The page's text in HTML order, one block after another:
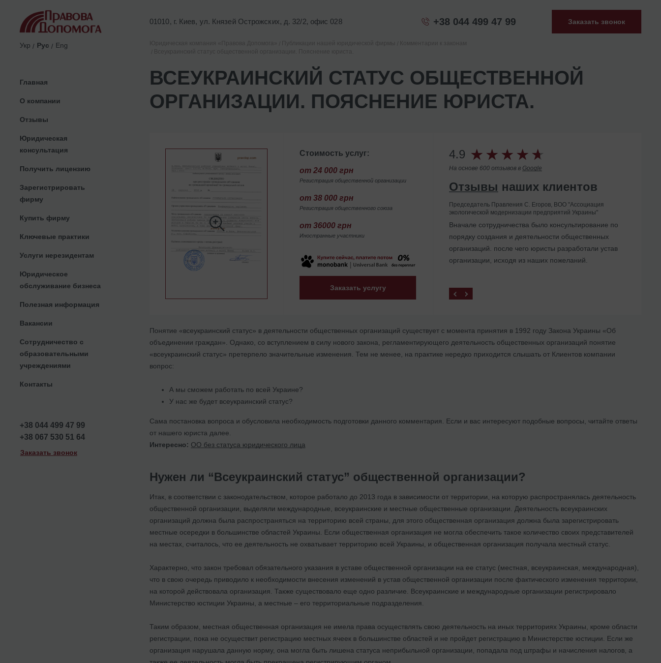
01010, г. Киев, ул. Князей Острожских, д. 32/2, офис 028 +38 044 499 47 99 Заказать звонок
Укр Рус Eng
Главная
О компании
Отзывы
Юридическая
консультация
Получить лицензию
Зарегистрировать
фирму
Купить фирму
Ключевые практики
Услуги нерезидентам
Юридическое
обслуживание бизнеса
Полезная информация
Вакансии
Сотрудничество с
образовательными
учреждениями
Контакты
+38 044 499 47 99
+38 067 530 51 64
Заказать звонок
ВСЕУКРАИНСКИЙ СТАТУС ОБЩЕСТВЕННОЙ
ОРГАНИЗАЦИИ. ПОЯСНЕНИЕ ЮРИСТА.
Стоимость услуг:
от 24 000 грн
Регистрация общественной организации
от 38 000 грн
Регистрация общественного союза
от 36000 грн
Иностранные участники
Заказать услугу
4.9
На основе 600 отзывов в Google
Отзывы наших клиентов
Председатель Правления С. Егоров, ВОО "Ассоциация
экологической модернизации предприятий Украины"
Вначале сотрудничества было консультирование по
порядку создания и деятельности общественных
организаций. после чего юристы разработали устав
организации, исходя из наших пожеланий.
Понятие «всеукраинский статус» в деятельности общественных организаций существует с момента принятия в 1992 году Закона Украины «Об
объединении граждан». Однако, со вступлением в силу нового закона, регламентирующего деятельность общественных организаций понятие
«всеукраинский статус» претерпело значительные изменения. Тем не менее, на практике нередко приходится слышать от Клиентов компании
вопрос:
А мы сможем работать по всей Украине?
У нас же будет всеукраинский статус?
Сама постановка вопроса и обусловила необходимость подготовки данного комментария. Если и вас интересуют подобные вопросы, читайте ответы
от нашего юриста далее.
Интересно: ОО без статуса юридического лица
Нужен ли “Всеукраинский статус” общественной организации?
Итак, в соответствии с законодательством, которое работало до 2013 года в зависимости от территории, на которую распространялась деятельность
общественной организации, выделяли международные, всеукраинские и местные общественные организации. Деятельность всеукраинских
организаций должна была распространяться на территорию всей страны, для этого общественная организация должна была зарегистрировать
местные осередки в большинстве областей Украины. Если общественная организация не могла обеспечить такое количество своих представителей
на местах, считалось, что ее деятельность не охватывает территорию всей Украины, и общественная организация получала местный статус.
Характерно, что закон требовал обязательного указания в уставе общественной организации на ее статус (местная, всеукраинская, международная),
что в свою очередь приводило к необходимости внесения изменений в устав общественной организации после фактического изменения территории,
на которой действовала организация. Также существовало еще одно различие. Всеукраинские и международные организации регистрировало
Министерство юстиции Украины, а местные – его территориальные подразделения.
Таким образом, местная общественная организация не имела права осуществлять свою деятельность на иных территориях Украины, кроме области
регистрации, пока не осуществит регистрацию местных ячеек в большинстве областей и не пройдет регистрацию в Министерстве юстиции. Если же
организация нарушала данную норму, она могла быть лишена статуса неприбыльной организации, попадала под штрафы и начисления налогов, а